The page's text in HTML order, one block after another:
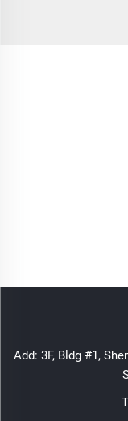
Add: 3F, Bldg #1,